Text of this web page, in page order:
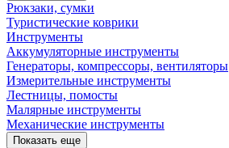
Рюкзаки, сумки
Туристические коврики
Инструменты
Аккумуляторные инструменты
Генераторы, компрессоры, вентиляторы
Измерительные инструменты
Лестницы, помосты
Малярные инструменты
Механические инструменты
Показать еще